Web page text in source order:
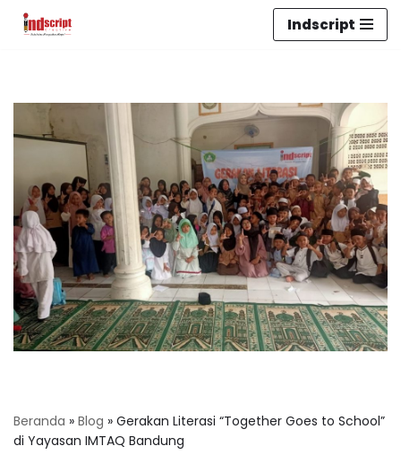
Indscript
Beranda » Blog » Gerakan Literasi “Together Goes to School”
di Yayasan IMTAQ Bandung